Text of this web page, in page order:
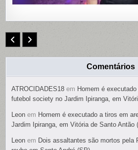
Comentários
ATROCIDADES18 em Homem é
futebol society no Jardim Ipiranga, em
Leon em Homem é executado a tiros em
Jardim Ipiranga, em Vitória de Santo Antão
Leon em Dois assaltantes são mortos pela